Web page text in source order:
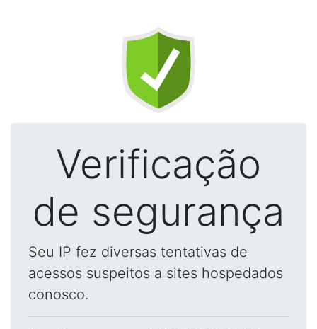
Verificação
de segurança
Seu IP fez diversas tentativas de
acessos suspeitos a sites hospedados
conosco.